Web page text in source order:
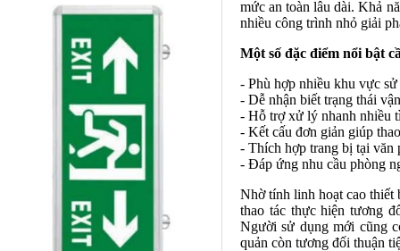
mức an toàn lâu dài. Khả
nhiều công trình nhỏ giải
Một số đặc điểm nổi bật
- Phù hợp nhiều khu vực
- Dễ nhận biết trạng thái
- Hỗ trợ xử lý nhanh nhiều
- Kết cấu đơn giản giúp
- Thích hợp trang bị tại văn
- Đáp ứng nhu cầu phòng
Nhờ tính linh hoạt cao
thao tác thực hiện tương
Người sử dụng mới cũng
quản còn tương đối thuận